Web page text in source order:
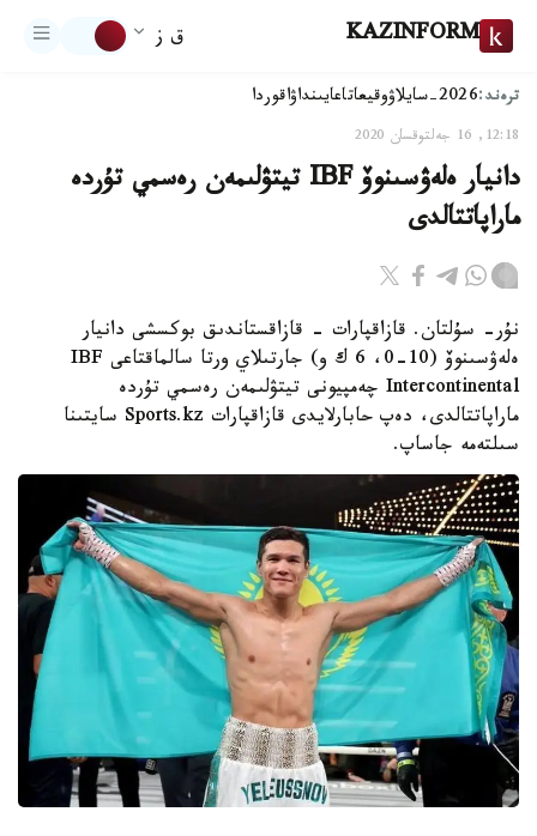
KAZINFORM ق ز
ترەند:2026-سايلاۋ وقيعاتاعايىنداۋاقوردا
12:18, 16 جەلتوقسان 2020
دانيار ەلەۋسىنوۆ IBF تيتۋلىمەن رەسمي تۇردە
ماراپاتتالدى
نۇر- سۇلتان. قازاقپارات - قازاقستاندىق بوكسشى دانيار
ەلەۋسىنوۆ (10-0، 6 ك و) جارتىلاي ورتا سالماقتاعى IBF
Intercontinental چەمپيونى تيتۋلىمەن رەسمي تۇردە
ماراپاتتالدى، دەپ حابارلايدى قازاقپارات Sports.kz سايتىنا
سىلتەمە جاساپ.